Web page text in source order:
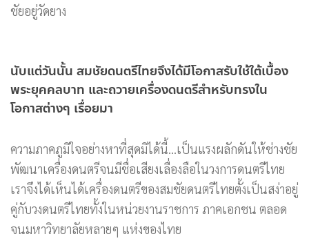
ชัยอยู่วัดยาง
นับแต่วันนั้น สมชัยดนตรีไทยจึงได้มีโอกาสรับใช้ใต้เบื้อง
พระยุคคลบาท และถวายเครื่องดนตรีสำหรับทรงใน
โอกาสต่างๆ เรื่อยมา
ความภาคภูมิใจอย่างหาที่สุดมิได้นี้…เป็นแรงผลักดันให้ช่างชัย
พัฒนาเครื่องดนตรีจนมีชื่อเสียงเลื่องลือในวงการดนตรีไทย
เราจึงได้เห็นได้เครื่องดนตรีของสมชัยดนตรีไทยตั้งเป็นสง่าอยู่
คู่กับวงดนตรีไทยทั้งในหน่วยงานราชการ ภาคเอกชน ตลอด
จนมหาวิทยาลัยหลายๆ แห่งของไทย